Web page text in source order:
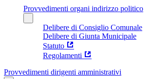
Provvedimenti organi indirizzo politico
Delibere di Consiglio Comunale
Delibere di Giunta Municipale
Statuto
Regolamenti
Provvedimenti dirigenti amministrativi